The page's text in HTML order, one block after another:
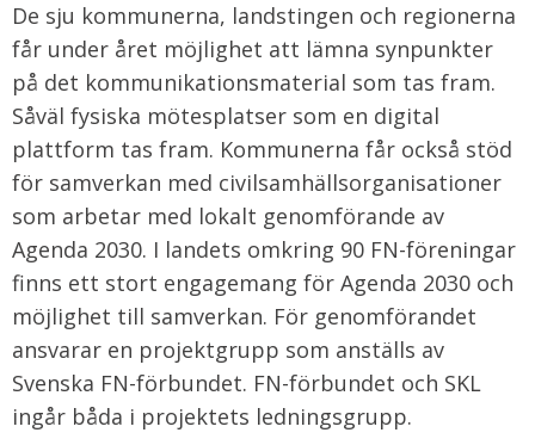
De sju kommunerna, landstingen och regionerna
får under året möjlighet att lämna synpunkter
på det kommunikationsmaterial som tas fram.
Såväl fysiska mötesplatser som en digital
plattform tas fram. Kommunerna får också stöd
för samverkan med civilsamhällsorganisationer
som arbetar med lokalt genomförande av
Agenda 2030. I landets omkring 90 FN-föreningar
finns ett stort engagemang för Agenda 2030 och
möjlighet till samverkan. För genomförandet
ansvarar en projektgrupp som anställs av
Svenska FN-förbundet. FN-förbundet och SKL
ingår båda i projektets ledningsgrupp.